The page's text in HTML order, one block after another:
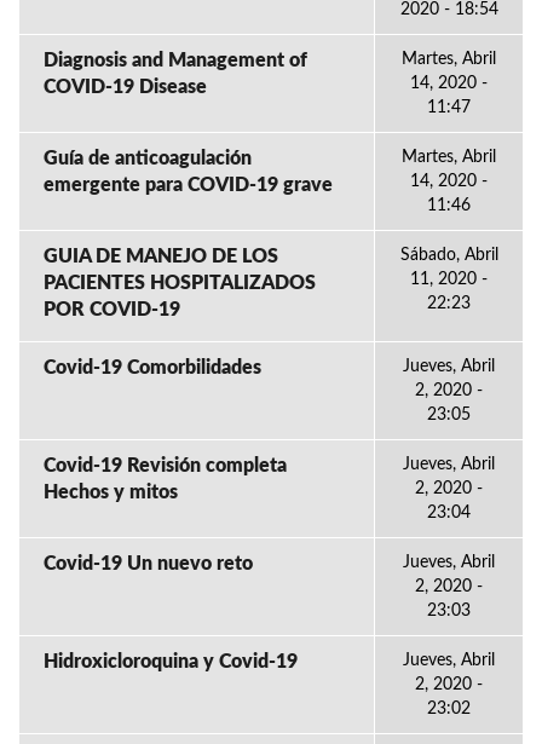
2020 - 18:54
Diagnosis and Management of
COVID-19 Disease
Martes, Abril
14, 2020 -
11:47
Guía de anticoagulación
emergente para COVID-19 grave
Martes, Abril
14, 2020 -
11:46
GUIA DE MANEJO DE LOS
PACIENTES HOSPITALIZADOS
POR COVID-19
Sábado, Abril
11, 2020 -
22:23
Covid-19 Comorbilidades
Jueves, Abril
2, 2020 -
23:05
Covid-19 Revisión completa
Hechos y mitos
Jueves, Abril
2, 2020 -
23:04
Covid-19 Un nuevo reto
Jueves, Abril
2, 2020 -
23:03
Hidroxicloroquina y Covid-19
Jueves, Abril
2, 2020 -
23:02